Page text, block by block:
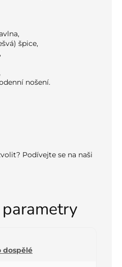
špice,
nošení.
Podívejte se na naši
dospělé